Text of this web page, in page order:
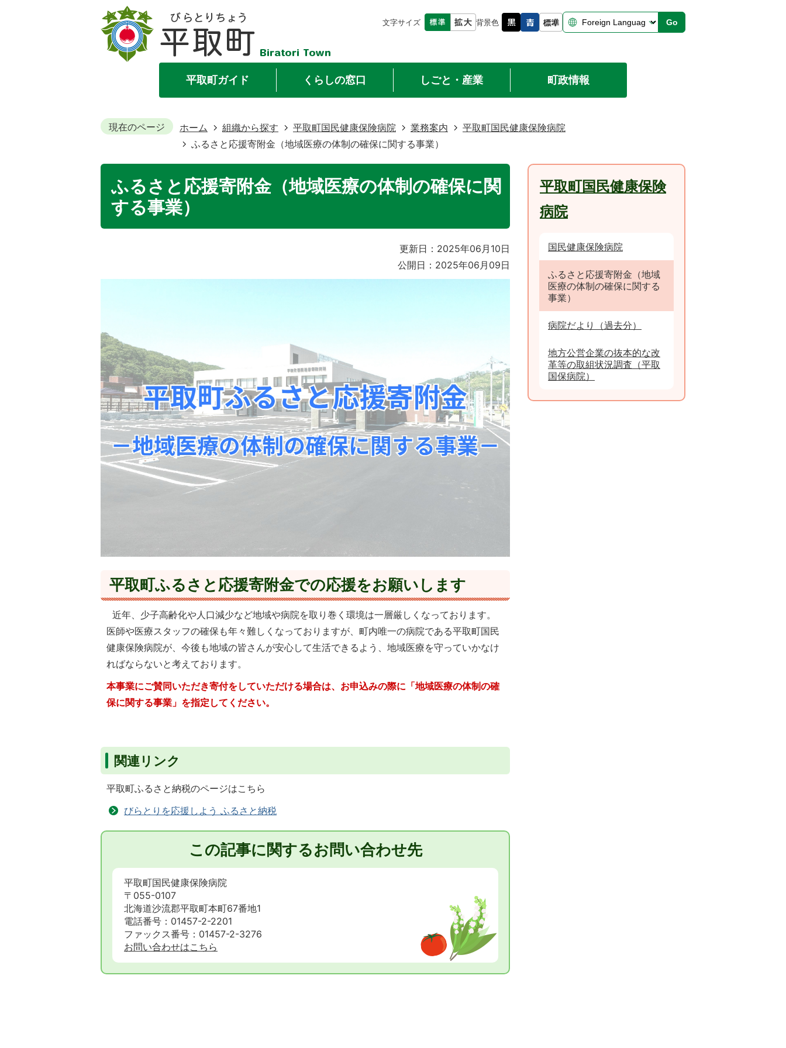
文字サイズ 背景色 Go
平取町ガイド くらしの窓口 しごと・産業 町政情報
現在のページ ホーム 組織から探す 平取町国民健康保険病院 業務案内
平取町国民健康保険病院
ふるさと応援寄附金（地域医療の体制の確保に関する事業）
ふるさと応援寄附金（地域医療の体制の確保に関
する事業）
更新日：2025年06月10日
公開日：2025年06月09日
平取町ふるさと応援寄附金での応援をお願いします
近年、少子高齢化や人口減少など地域や病院を取り巻く環境は一層厳しくなっております。
医師や医療スタッフの確保も年々難しくなっておりますが、町内唯一の病院である平取町国民
健康保険病院が、今後も地域の皆さんが安心して生活できるよう、地域医療を守っていかなけ
ればならないと考えております。
本事業にご賛同いただき寄付をしていただける場合は、お申込みの際に「地域医療の体制の確
保に関する事業」を指定してください。
関連リンク
平取町ふるさと納税のページはこちら
びらとりを応援しよう ふるさと納税
この記事に関するお問い合わせ先
平取町国民健康保険病院
〒055-0107
北海道沙流郡平取町本町67番地1
電話番号：01457-2-2201
ファックス番号：01457-2-3276
お問い合わせはこちら
平取町国民健康保険
病院
国民健康保険病院
ふるさと応援寄附金（地域
医療の体制の確保に関する
事業）
病院だより（過去分）
地方公営企業の抜本的な改
革等の取組状況調査（平取
国保病院）